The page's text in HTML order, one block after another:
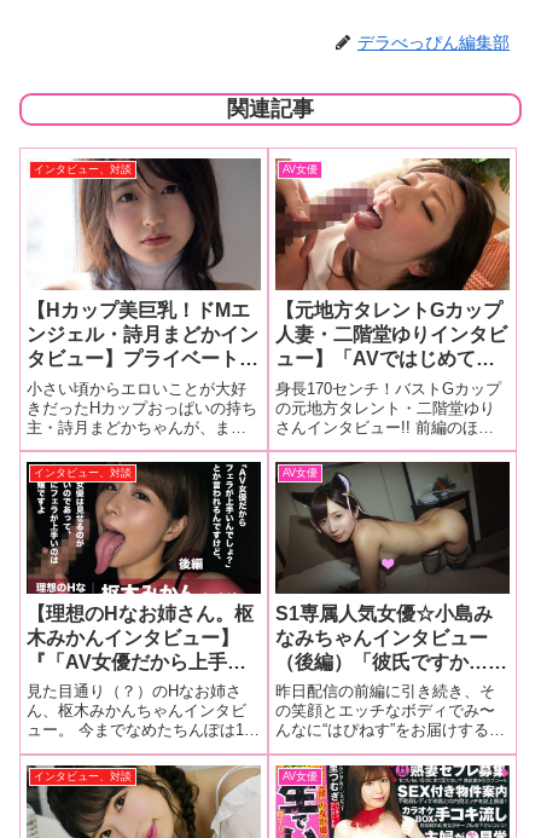
デラべっぴん編集部
関連記事
インタビュー、対談
【Hカップ美巨乳！ドMエ
ンジェル・詩月まどかイン
タビュー】プライベートで
は首絞めも！？「我慢する
うちに気持ちよくなってき
てそのご褒美にSEXがある
と最高！」【前編】
小さい頃からエロいことが大好
きだったHカップおっぱいの持ち
主・詩月まどかちゃんが、まり
りん（白石茉莉奈）に憧れてAV
デビュー！AV入りのきっかけか
ら初体験、撮影秘話などなど聞
いてみました！（全２回・前
編）「まどか」という名前には
自ら考えた深
AV女優
【元地方タレントGカップ
人妻・二階堂ゆりインタビ
ュー】「AVではじめて自
身の性が開放されて、気持
よくて、もう男優さんに足
向けて寝れませんね
（笑）」後編
身長170センチ！バストGカップ
の元地方タレント・二階堂ゆり
さんインタビュー!! 前編のほっ
こりする内容とはガラッと変わ
って、インタビュー後半ではエ
ロい話をガンガン聞いていきま
すよ!!デビュー作は緊張と快感で
立てないほどフラフラに！
インタビュー、対談
【理想のHなお姉さん。枢
木みかんインタビュー】
『「AV女優だから上手い
んでしょ？」とか言われる
んですけど、AV女優は見
せるのが上手いのであっ
て、実際にフェラが上手い
のは風俗嬢ですよ』後編
見た目通り（？）のHなお姉さ
ん、枢木みかんちゃんインタビ
ュー。 今までなめたちんぽは1万
本以上？ そのエロにまみれた
いままでのお聞きします！ イン
タビュー後編全く緊張しなかっ
た初撮影好きな体位はＡＶでお
なじみ
AV女優
S1専属人気女優☆小島み
なみちゃんインタビュー
（後編）「彼氏ですか…で
きたら最高ですね♥ でもも
し作るなら事務所の社長に
堂々と紹介できるくらいの
方でないと（笑）」
昨日配信の前編に引き続き、そ
の笑顔とエッチなボディでみ〜
んなに“はぴねす”をお届けする
AV界の妖精♥ 小島みなみちゃん
の最新インタビュー！！（後
編）
インタビュー、対談 AV女優